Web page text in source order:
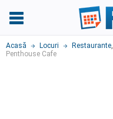
Acasă Locuri Restaurante,
Penthouse Cafe